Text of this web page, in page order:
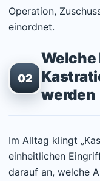
Operation,
einordnet.
02
Welche
werden
Im Alltag klingt
einheitlichen
darauf an, welche